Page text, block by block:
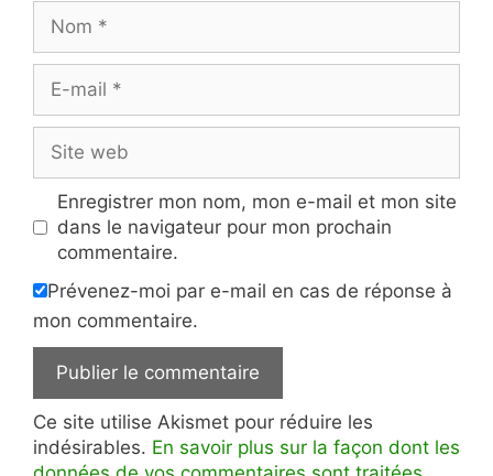
mail
web
Enregistrer mon nom, mon e-mail et mon site
dans le navigateur pour mon prochain
commentaire.
Prévenez-moi par e-mail en cas de réponse à
mon commentaire.
Ce site utilise Akismet pour réduire les
indésirables. En savoir plus sur la façon dont les